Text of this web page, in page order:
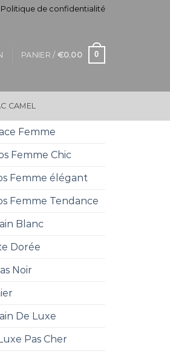
Politique de confidentialité
PANIER / €0.00 0
CAMEL
Femme
Femme Chic
Femme élégant
Femme Tendance
Blanc
Dorée
Noir
De Luxe
Pas Cher